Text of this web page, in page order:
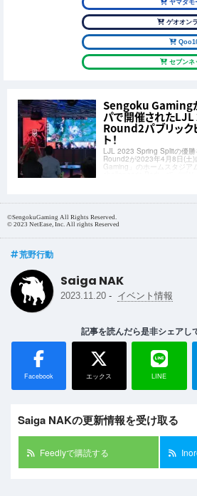
ヤマダモ
ゲオオン
セブンネ
Sengoku Gaming
パで開催された
Round2パブリック
ト！
LJL 2023 Spring Splitの優
Round2が2023年4月8日(土)
Gaming」のホームスタジア
challenger's Park」でパブ
©SengokuGaming All Rights Reserved.
© 2023 NetEase, Inc. All rights Reserved
荒野行動
Saiga NAK
2023.11.20 - イベント情報
記事を読んだら是非シェアし
Facebook エックス LINE
Saiga NAKの更新情報を受け取る
Feedlyで購読する